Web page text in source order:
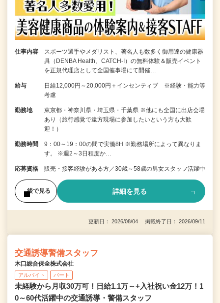
仕事内容
スポーツ選手やメダリスト、著名人も数多く御用達の健康器
具（DENBA Health、CATCH-I）の無料体験＆販売イベント
を正規代理店として全国催事場にて開催…
給与
日給12,000円～20,000円＋インセンティブ ※経験・能力等
考慮
勤務地
東京都・神奈川県・埼玉県・千葉県 ※他にも全国に出店会場
あり（旅行感覚で遠方現場に参加したいという方も大歓
迎！）
勤務時間
9：00～19：00の間で実働8H ※勤務場所によって異なりま
す。 ※週2～3日程度か…
応募資格 販売・接客経験がある方／30歳～58歳の男女スタッフ活躍中
後で見る 詳細を見る
更新日： 2026/08/04 掲載終了日： 2026/09/11
交通誘導警備スタッフ
木口総合保全株式会社
アルバイト パート
未経験から月収30万可！日給1.1万～+入社祝い金12万！1
0～60代活躍中の交通誘導・警備スタッフ